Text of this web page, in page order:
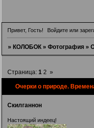
Привет, Гость! Войдите или
» КОЛОБОК » Фотография »
Очерки о природе.
Страница: 1 2 »
Скилганнон
Настоящий индеец!